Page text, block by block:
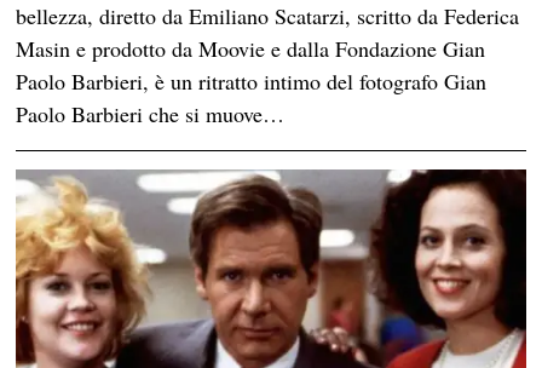
bellezza, diretto da Emiliano Scatarzi, scritto da Federica
Masin e prodotto da Moovie e dalla Fondazione Gian
Paolo Barbieri, è un ritratto intimo del fotografo Gian
Paolo Barbieri che si muove…